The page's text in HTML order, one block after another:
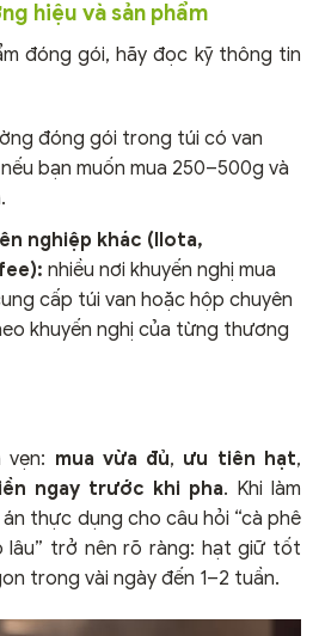
hiệu và sản phẩm
đóng gói, hãy đọc kỹ thông tin
đóng gói trong túi có van
bạn muốn mua 250–500g và
nghiệp khác (Ilota,
nhiều nơi khuyến nghị mua
cấp túi van hoặc hộp chuyên
khuyến nghị của từng thương
mua vừa đủ, ưu tiên hạt,
ngay trước khi pha. Khi làm
thực dụng cho câu hỏi “cà phê
lâu” trở nên rõ ràng: hạt giữ tốt
trong vài ngày đến 1–2 tuần.